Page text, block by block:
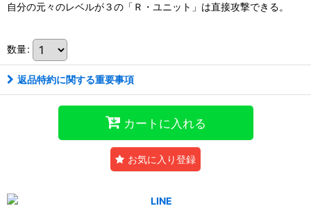
自分の元々のレベルが３の「Ｒ・ユニット」は直接攻撃できる。
数量:
返品特約に関する重要事項
カートに入れる
お気に入り登録